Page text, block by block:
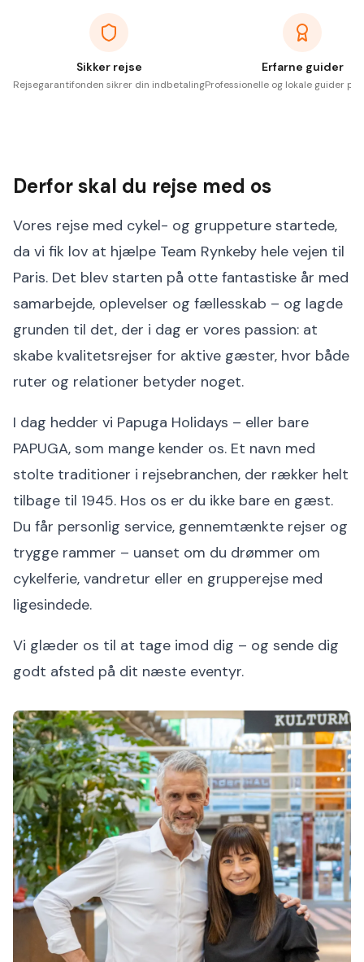
Sikker rejse
Rejsegarantifonden sikrer din indbetaling
Erfarne guider
Professionelle og lokale guider på
Derfor skal du rejse med os
Vores rejse med cykel- og gruppeture startede,
da vi fik lov at hjælpe Team Rynkeby hele vejen til
Paris. Det blev starten på otte fantastiske år med
samarbejde, oplevelser og fællesskab – og lagde
grunden til det, der i dag er vores passion: at
skabe kvalitetsrejser for aktive gæster, hvor både
ruter og relationer betyder noget.
I dag hedder vi Papuga Holidays – eller bare
PAPUGA, som mange kender os. Et navn med
stolte traditioner i rejsebranchen, der rækker helt
tilbage til 1945. Hos os er du ikke bare en gæst.
Du får personlig service, gennemtænkte rejser og
trygge rammer – uanset om du drømmer om
cykelferie, vandretur eller en grupperejse med
ligesindede.
Vi glæder os til at tage imod dig – og sende dig
godt afsted på dit næste eventyr.